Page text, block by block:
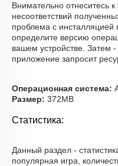
Внимательно отнеситесь к
несоответствий
проблема с
определите версию
вашем устройстве. Затем
приложение запросит
Операционная система:
Размер: 372MB
Статистика:
Данный раздел -
популярная игра,